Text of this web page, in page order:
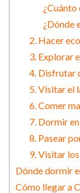
¿Cuánto
¿Dónde
2. Hacer
3. Explorar
4. Disfrutar
5. Visitar el
6. Comer
7. Dormir
8. Pasear
9. Visitar
Dónde dormir
Cómo llegar a